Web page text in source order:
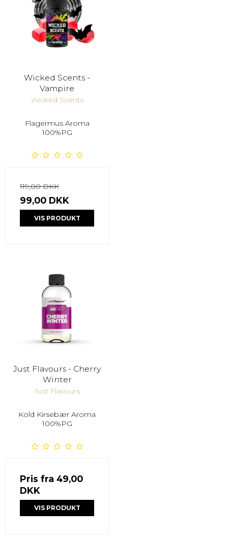
Wicked Scents -
Vampire
Wicked Scents
Flagermus Aroma
100%PG
119,00 DKK
99,00 DKK
VIS PRODUKT
Just Flavours - Cherry
Winter
Just Flavours
Kold Kirsebær Aroma
100%PG
Pris fra 49,00
DKK
VIS PRODUKT